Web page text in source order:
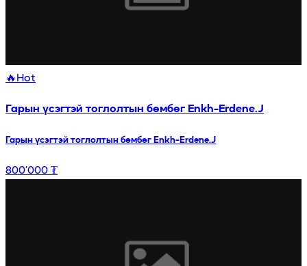
🔥 Hot
Гарын үсэгтэй тоглолтын бөмбөг Enkh-Erdene.J
Гарын үсэгтэй тоглолтын бөмбөг Enkh-Erdene.J
800’000 ₮